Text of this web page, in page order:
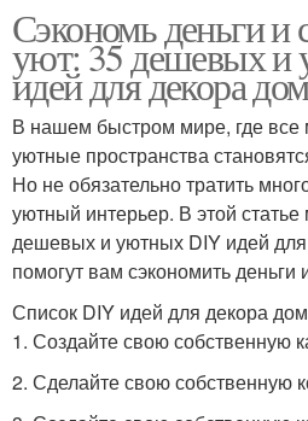
Сэкономь деньги и
уют: 35 дешевых
идей для декора
В нашем быстром мире, где
уютные пространства
Но не обязательно тратить
уютный интерьер. В этой
дешевых и уютных DIY идей
помогут вам сэкономить деньги
Список DIY идей для декора
1. Создайте свою собственную
2. Сделайте свою собственную